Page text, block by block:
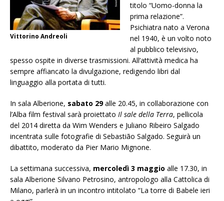
Vittorino Andreoli
titolo “Uomo-donna la
prima relazione”.
Psichiatra nato a Verona
nel 1940, è un volto noto
al pubblico televisivo,
spesso ospite in diverse trasmissioni. All’attività medica ha
sempre affiancato la divulgazione, redigendo libri dal
linguaggio alla portata di tutti.
In sala Alberione, sabato 29alle 20.45, in collaborazione con
l’Alba film festival sarà proiettato Il sale della Terra, pellicola
del 2014 diretta da Wim Wenders e Juliano Ribeiro Salgado
incentrata sulle fotografie di Sebastião Salgado. Seguirà un
dibattito, moderato da Pier Mario Mignone.
La settimana successiva, mercoledì 3 maggio alle 17.30, in
sala Alberione Silvano Petrosino, antropologo alla Cattolica di
Milano, parlerà in un incontro intitolato “La torre di Babele ieri